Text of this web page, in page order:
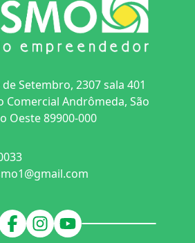
de Setembro, 2307 sala 401
Comercial Andrômeda, São
Oeste 89900-000